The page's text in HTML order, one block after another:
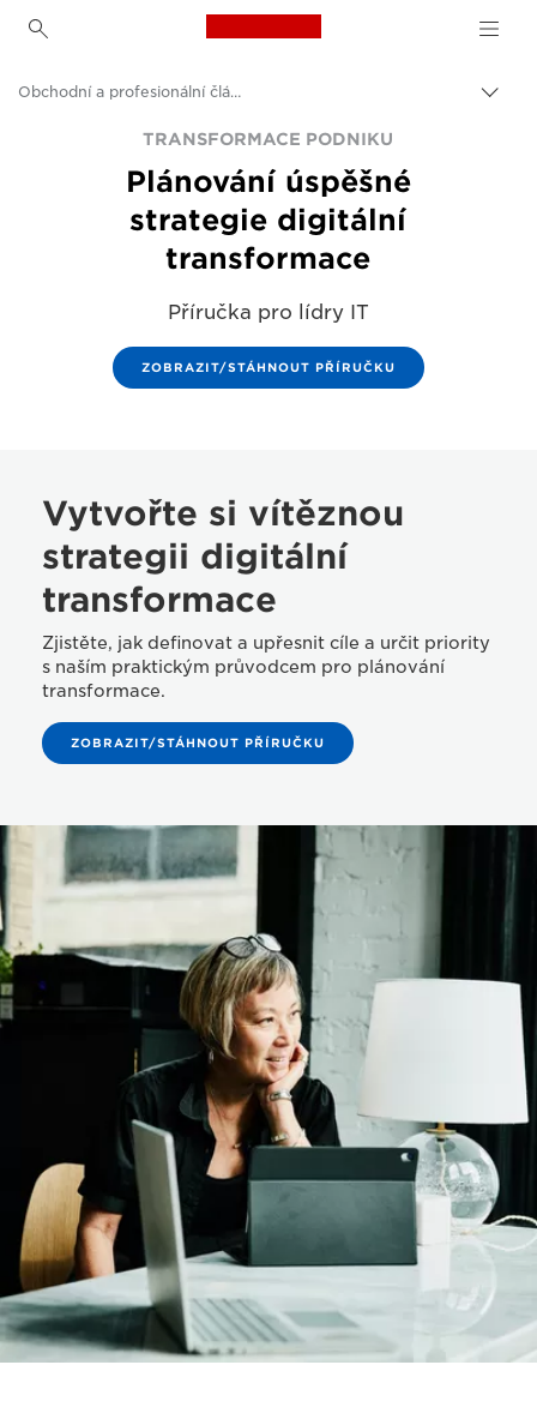
Canon Logo, back to
Řešení a služby
Obchodní a profesionální články
TRANSFORMACE PODNIKU
Plánování úspěšné
strategie digitální
transformace
Příručka pro lídry IT
ZOBRAZIT/STÁHNOUT PŘÍRUČKU
Vytvořte si vítěznou
strategii digitální
transformace
Zjistěte, jak definovat a upřesnit cíle a určit priority
s naším praktickým průvodcem pro plánování
transformace.
ZOBRAZIT/STÁHNOUT PŘÍRUČKU